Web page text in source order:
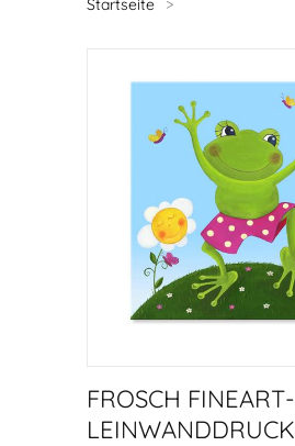
Startseite >
FROSCH FINEART-
LEINWANDDRUCK